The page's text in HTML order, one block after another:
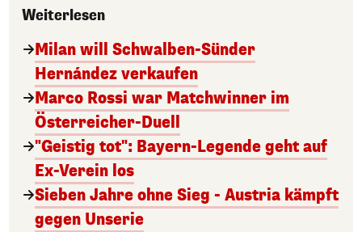
Weiterlesen
Milan will Schwalben-Sünder
Hernández verkaufen
Marco Rossi war Matchwinner im
Österreicher-Duell
"Geistig tot": Bayern-Legende geht auf
Ex-Verein los
Sieben Jahre ohne Sieg - Austria kämpft
gegen Unserie